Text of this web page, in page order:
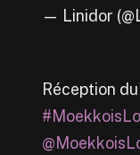
— Linidor
Réception